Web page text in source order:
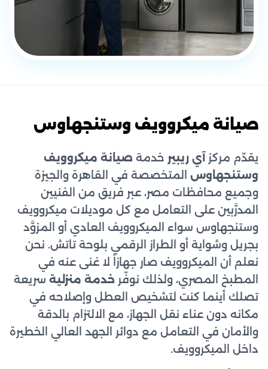
صيانة ميكروويف وستنجهاوس
يقدّم مركز آي ريبير خدمة صيانة ميكروويف
وستنجهاوس المتخصصة في القاهرة والجيزة
وجميع محافظات مصر، عبر فريق من الفنيين
المدرَّبين على التعامل مع كل موديلات ميكروويف
وستنجهاوس سواء الميكروويف العادي أو المزوَّد
بجريل وشواية أو الطراز الرقمي بلوحة تاتش. نحن
نعلم أن الميكروويف صار جهازاً لا غنى عنه في
المطبخ المصري، ولذلك نوفّر خدمة منزلية سريعة
تصلك أينما كنت لتشخيص العطل وإصلاحه في
مكانه دون عناء نقل الجهاز، مع الالتزام بالدقة
والأمان في التعامل مع دوائر الجهد العالي الخطيرة
داخل الميكروويف.